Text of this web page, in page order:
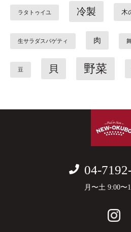
ラタトゥイユ 冷製 木
生サラダスパゲティ 肉
豆 貝 野菜
04-
月〜土 9:00〜